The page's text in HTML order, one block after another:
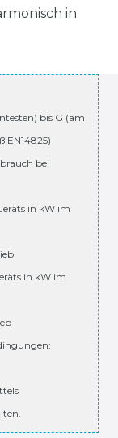
in
bis G (am
EN14825)
bei
in kW im
in kW im